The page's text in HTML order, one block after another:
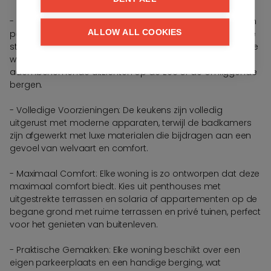
- Moderne en Elegante Ontwerpen: De appartementen en
penthouses zijn ontworpen in een eigentijdse en elegante
stijl. Dankzij de grote ramen stroomt het natuurlijke licht de
woonruimtes binnen, waarbij u wordt getrakteerd op
adembenemende uitzichten op de zee of de omliggende
bergen.
- Volledige Voorzieningen: De keukens zijn volledig
uitgerust met moderne apparaten, terwijl de badkamers
zijn afgewerkt met luxe materialen die bijdragen aan een
gevoel van welvaart en comfort.
- Maximaal Comfort: Elke woning is zo ontworpen dat deze
maximaal comfort biedt. Kies uit penthouses met
uitgestrekte terrassen en solaria of appartementen op de
begane grond met ruime terrassen en privé tuinen, perfect
voor het genieten van buitenleven.
- Praktische Gemakken: Elke woning beschikt over een
eigen parkeerplaats en een handige berging, wat
ALLOW ALL COOKIES